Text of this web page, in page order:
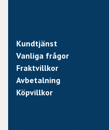
Kundtjänst
Vanliga frågor
Fraktvillkor
Avbetalning
Köpvillkor